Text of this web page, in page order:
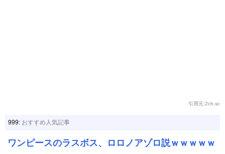
引用元:2ch.sc
999: おすすめ人気記事
ワンピースのラスボス、ロロノアゾロ説ｗｗｗｗｗ